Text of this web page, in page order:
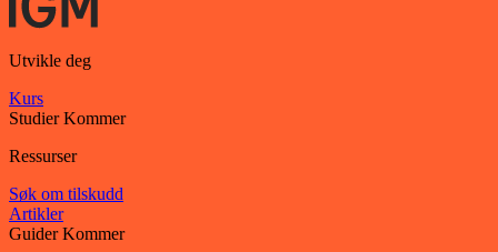
Utvikle deg
Kurs
StudierKommer
Ressurser
Søk om tilskudd
Artikler
GuiderKommer